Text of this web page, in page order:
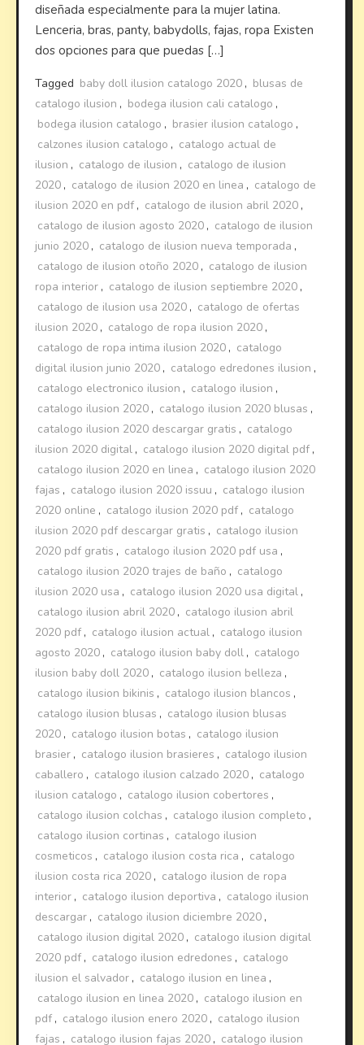
diseñada especialmente para la mujer latina.
Lenceria, bras, panty, babydolls, fajas, ropa Existen
dos opciones para que puedas […]
Tagged baby doll ilusion catalogo 2020 , blusas de
catalogo ilusion , bodega ilusion cali catalogo ,
bodega ilusion catalogo , brasier ilusion catalogo ,
calzones ilusion catalogo , catalogo actual de
ilusion , catalogo de ilusion , catalogo de ilusion
2020 , catalogo de ilusion 2020 en linea , catalogo de
ilusion 2020 en pdf , catalogo de ilusion abril 2020 ,
catalogo de ilusion agosto 2020 , catalogo de ilusion
junio 2020 , catalogo de ilusion nueva temporada ,
catalogo de ilusion otoño 2020 , catalogo de ilusion
ropa interior , catalogo de ilusion septiembre 2020 ,
catalogo de ilusion usa 2020 , catalogo de ofertas
ilusion 2020 , catalogo de ropa ilusion 2020 ,
catalogo de ropa intima ilusion 2020 , catalogo
digital ilusion junio 2020 , catalogo edredones ilusion ,
catalogo electronico ilusion , catalogo ilusion ,
catalogo ilusion 2020 , catalogo ilusion 2020 blusas ,
catalogo ilusion 2020 descargar gratis , catalogo
ilusion 2020 digital , catalogo ilusion 2020 digital pdf ,
catalogo ilusion 2020 en linea , catalogo ilusion 2020
fajas , catalogo ilusion 2020 issuu , catalogo ilusion
2020 online , catalogo ilusion 2020 pdf , catalogo
ilusion 2020 pdf descargar gratis , catalogo ilusion
2020 pdf gratis , catalogo ilusion 2020 pdf usa ,
catalogo ilusion 2020 trajes de baño , catalogo
ilusion 2020 usa , catalogo ilusion 2020 usa digital ,
catalogo ilusion abril 2020 , catalogo ilusion abril
2020 pdf , catalogo ilusion actual , catalogo ilusion
agosto 2020 , catalogo ilusion baby doll , catalogo
ilusion baby doll 2020 , catalogo ilusion belleza ,
catalogo ilusion bikinis , catalogo ilusion blancos ,
catalogo ilusion blusas , catalogo ilusion blusas
2020 , catalogo ilusion botas , catalogo ilusion
brasier , catalogo ilusion brasieres , catalogo ilusion
caballero , catalogo ilusion calzado 2020 , catalogo
ilusion catalogo , catalogo ilusion cobertores ,
catalogo ilusion colchas , catalogo ilusion completo ,
catalogo ilusion cortinas , catalogo ilusion
cosmeticos , catalogo ilusion costa rica , catalogo
ilusion costa rica 2020 , catalogo ilusion de ropa
interior , catalogo ilusion deportiva , catalogo ilusion
descargar , catalogo ilusion diciembre 2020 ,
catalogo ilusion digital 2020 , catalogo ilusion digital
2020 pdf , catalogo ilusion edredones , catalogo
ilusion el salvador , catalogo ilusion en linea ,
catalogo ilusion en linea 2020 , catalogo ilusion en
pdf , catalogo ilusion enero 2020 , catalogo ilusion
fajas , catalogo ilusion fajas 2020 , catalogo ilusion